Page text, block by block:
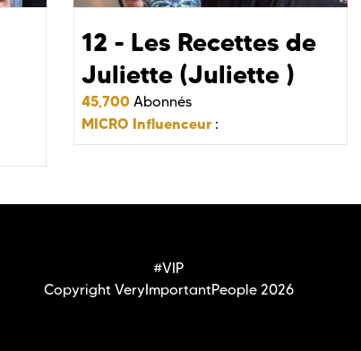
12 - Les Recettes de
Juliette (Juliette )
45,700 Abonnés
MICRO Influenceur :
#VIP
Copyright VeryImportantPeople 2026